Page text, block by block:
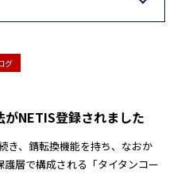
グ
NETIS登録されました
き、錆転換機能を持ち、なおか
層で構成される「タイタンコー